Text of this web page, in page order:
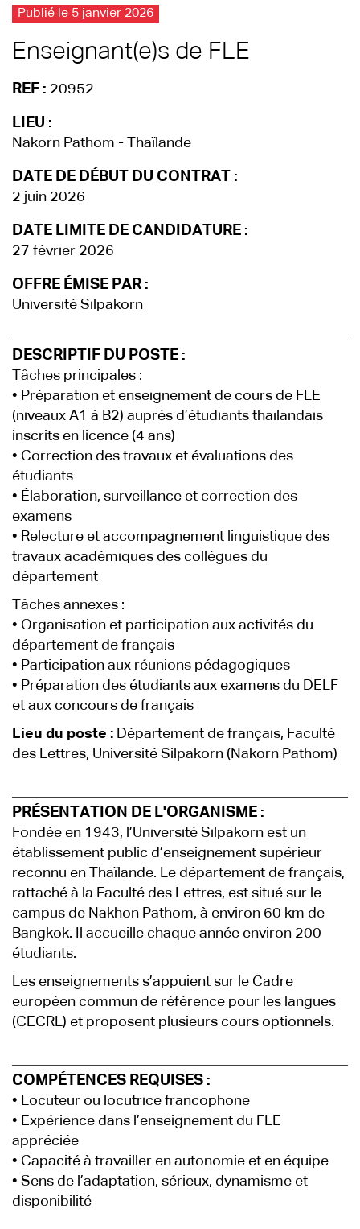
Publié le 5 janvier 2026
Enseignant(e)s de FLE
REF : 20952
LIEU :
Nakorn Pathom - Thaïlande
DATE DE DÉBUT DU CONTRAT :
2 juin 2026
DATE LIMITE DE CANDIDATURE :
27 février 2026
OFFRE ÉMISE PAR :
Université Silpakorn
DESCRIPTIF DU POSTE :
Tâches principales :
• Préparation et enseignement de cours de FLE
(niveaux A1 à B2) auprès d’étudiants thaïlandais
inscrits en licence (4 ans)
• Correction des travaux et évaluations des
étudiants
• Élaboration, surveillance et correction des
examens
• Relecture et accompagnement linguistique des
travaux académiques des collègues du
département
Tâches annexes :
• Organisation et participation aux activités du
département de français
• Participation aux réunions pédagogiques
• Préparation des étudiants aux examens du DELF
et aux concours de français
Lieu du poste : Département de français, Faculté
des Lettres, Université Silpakorn (Nakorn Pathom)
PRÉSENTATION DE L'ORGANISME :
Fondée en 1943, l’Université Silpakorn est un
établissement public d’enseignement supérieur
reconnu en Thaïlande. Le département de français,
rattaché à la Faculté des Lettres, est situé sur le
campus de Nakhon Pathom, à environ 60 km de
Bangkok. Il accueille chaque année environ 200
étudiants.
Les enseignements s’appuient sur le Cadre
européen commun de référence pour les langues
(CECRL) et proposent plusieurs cours optionnels.
COMPÉTENCES REQUISES :
• Locuteur ou locutrice francophone
• Expérience dans l’enseignement du FLE
appréciée
• Capacité à travailler en autonomie et en équipe
• Sens de l’adaptation, sérieux, dynamisme et
disponibilité